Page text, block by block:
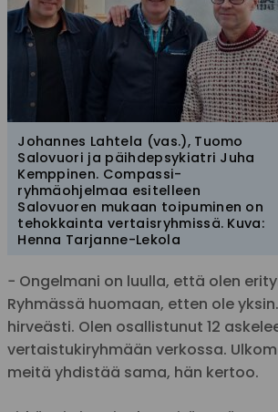
Johannes Lahtela (vas.), Tuomo
Salovuori ja päihdepsykiatri Juha
Kemppinen. Compassi-
ryhmäohjelmaa esitelleen
Salovuoren mukaan toipuminen on
tehokkainta vertaisryhmissä. Kuva:
Henna Tarjanne-Lekola
− Ongelmani on luulla, että olen
Ryhmässä huomaan, etten ole
hirveästi. Olen osallistunut 12
vertaistukiryhmään verkossa.
meitä yhdistää sama, hän kertoo.